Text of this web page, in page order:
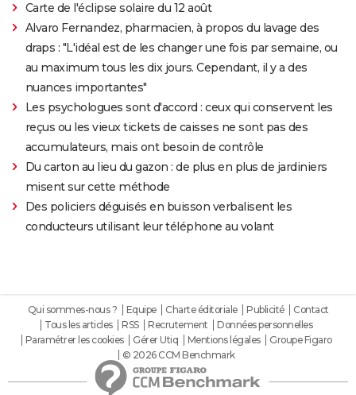
Carte de l'éclipse solaire du 12 août
Alvaro Fernandez, pharmacien, à propos du lavage des
draps : "L'idéal est de les changer une fois par semaine, ou
au maximum tous les dix jours. Cependant, il y a des
nuances importantes"
Les psychologues sont d'accord : ceux qui conservent les
reçus ou les vieux tickets de caisses ne sont pas des
accumulateurs, mais ont besoin de contrôle
Du carton au lieu du gazon : de plus en plus de jardiniers
misent sur cette méthode
Des policiers déguisés en buisson verbalisent les
conducteurs utilisant leur téléphone au volant
Qui sommes-nous ? Equipe Charte éditoriale Publicité
Contact
Tous les articles
RSS Recrutement
Données personnelles
Paramétrer les cookies
Gérer Utiq Mentions légales
Groupe Figaro
© 2026 CCM Benchmark